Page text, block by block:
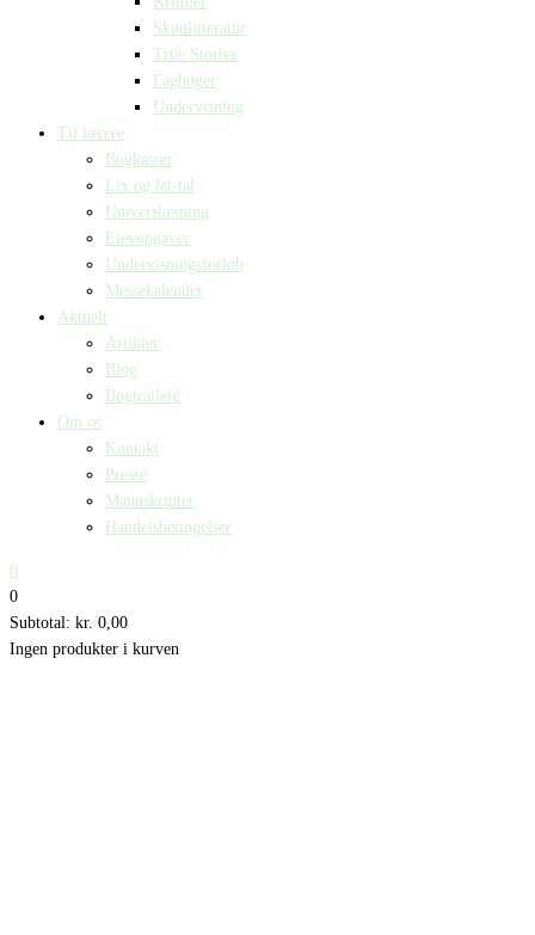
Skønlitteratur
True Stories
Fagbøger
Undervisning
Til lærere
Bogkasser
Lix og let-tal
Universlæsning
Elevopgaver
Undervisningsforløb
Messekalender
Aktuelt
Artikler
Blog
Bogtrailere
Om os
Kontakt
Presse
Manuskripter
Handelsbetingelser
0
0
Subtotal: kr. 0,00
Ingen produkter i kurven